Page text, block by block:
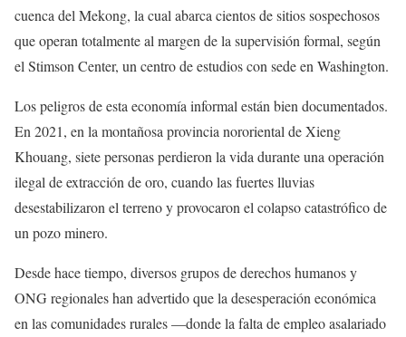
cuenca del Mekong, la cual abarca cientos de sitios sospechosos
que operan totalmente al margen de la supervisión formal, según
el Stimson Center, un centro de estudios con sede en Washington.
Los peligros de esta economía informal están bien documentados.
En 2021, en la montañosa provincia nororiental de Xieng
Khouang, siete personas perdieron la vida durante una operación
ilegal de extracción de oro, cuando las fuertes lluvias
desestabilizaron el terreno y provocaron el colapso catastrófico de
un pozo minero.
Desde hace tiempo, diversos grupos de derechos humanos y
ONG regionales han advertido que la desesperación económica
en las comunidades rurales —donde la falta de empleo asalariado